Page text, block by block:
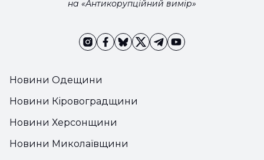
Новини Одещини
Новини Кіровоградщини
Новини Херсонщини
Новини Миколаївщини
на «Антикорупційний вимір»